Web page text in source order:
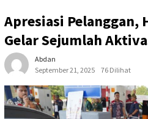
Apresiasi Pelanggan,
Gelar Sejumlah
Abdan
September 21, 2025
76 Dilihat